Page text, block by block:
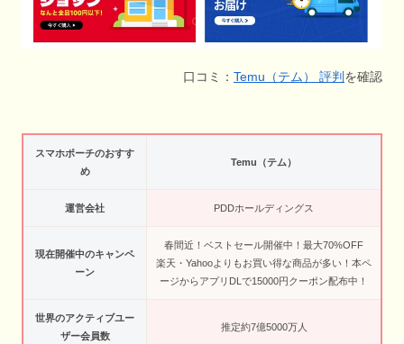
口コミ： Temu（テム） 評判 を確認
スマホポーチのおすす
め
Temu（テム）
運営会社 PDDホールディングス
現在開催中のキャンペ
ーン
春間近！ベストセール開催中！最大70%OFF
楽天・Yahooよりもお買い得な商品が多い！本ペ
ージからアプリDLで15000円クーポン配布中！
世界のアクティブユー
ザー会員数
推定約7億5000万人